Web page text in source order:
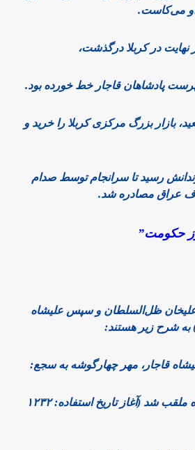
او می‌کاست.
در کربلا درگذشت،
پادشاهان قاجار خط خورده بود.
بازار بزرگ مرکزی کربلا را خرید و
رسید تا سرانجام توسط صدام
عراق مصادره شد.
علیخان ظل‌السلطان و سپس علیشاه
شرح زیر هستند:
قاجار، مهر چهارگوشه به سجع:
علی بظل سلطان ز شاه ملقب شد (آغاز تاریخ استفاده: ۱۲۳۲